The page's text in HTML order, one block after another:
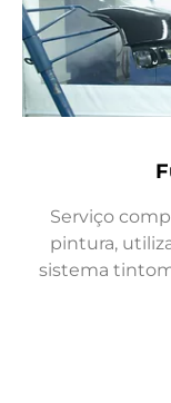
Serviço
pintura,
sistema